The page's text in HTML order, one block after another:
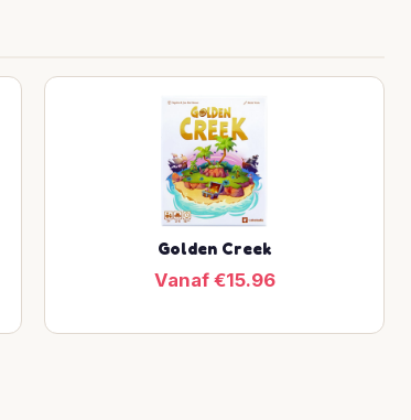
Golden Creek
Vanaf €15.96